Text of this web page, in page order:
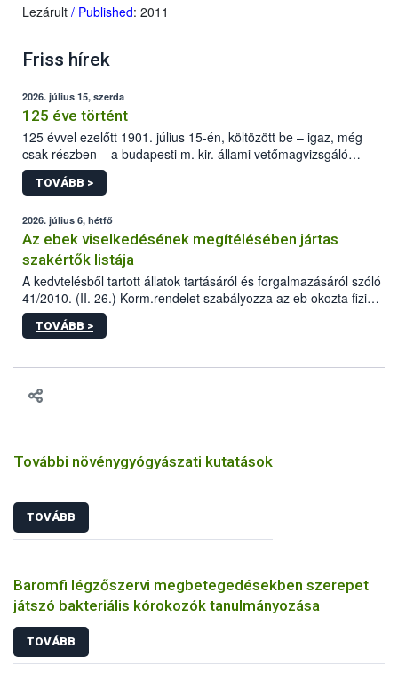
Lezárult / Published: 2011
Friss hírek
2026. július 15, szerda
125 éve történt
125 évvel ezelőtt 1901. július 15-én, költözött be – igaz, még
csak részben – a budapesti m. kir. állami vetőmagvizsgáló
állomás a Kis Rókus utca 15. szám alatti, Czigler Győző által
tervezett új épületébe.
TOVÁBB >
2026. július 6, hétfő
Az ebek viselkedésének megítélésében jártas
szakértők listája
A kedvtelésből tartott állatok tartásáról és forgalmazásáról szóló
41/2010. (II. 26.) Korm.rendelet szabályozza az eb okozta fizikai
sérülés, illetve ennek veszélye keletkezésekor felmerülő
hatósági feladatokat, valamint a veszélyes eb tartását és annak
vonni az ebek viselkedésének megítélésében jártas szakértőt.
TOVÁBB >
További növénygyógyászati kutatások
TOVÁBB
Baromfi légzőszervi megbetegedésekben szerepet
játszó bakteriális kórokozók tanulmányozása
TOVÁBB